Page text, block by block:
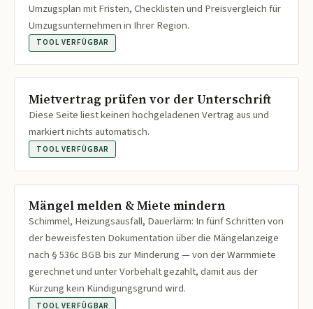
Umzugsplan mit Fristen, Checklisten und Preisvergleich für
Umzugsunternehmen in Ihrer Region.
TOOL VERFÜGBAR
Mietvertrag prüfen vor der Unterschrift
Diese Seite liest keinen hochgeladenen Vertrag aus und
markiert nichts automatisch.
TOOL VERFÜGBAR
Mängel melden & Miete mindern
Schimmel, Heizungsausfall, Dauerlärm: In fünf Schritten von
der beweisfesten Dokumentation über die Mängelanzeige
nach § 536c BGB bis zur Minderung — von der Warmmiete
gerechnet und unter Vorbehalt gezahlt, damit aus der
Kürzung kein Kündigungsgrund wird.
TOOL VERFÜGBAR